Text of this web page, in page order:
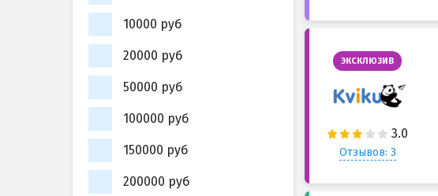
ЭКСКЛЮЗИВ
Отзывов: 3
10000 руб
20000 руб
50000 руб
100000 руб
150000 руб
200000 руб